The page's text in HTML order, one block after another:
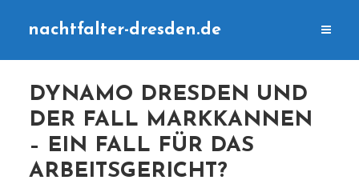
nachtfalter-dresden.de
DYNAMO DRESDEN UND
DER FALL MARKKANNEN
– EIN FALL FÜR DAS
ARBEITSGERICHT?